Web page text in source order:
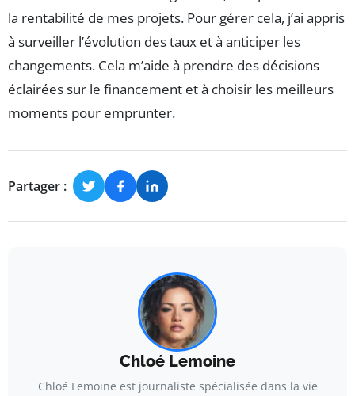
la rentabilité de mes projets. Pour gérer cela, j’ai appris
à surveiller l’évolution des taux et à anticiper les
changements. Cela m’aide à prendre des décisions
éclairées sur le financement et à choisir les meilleurs
moments pour emprunter.
Partager :
Chloé Lemoine
Chloé Lemoine est journaliste spécialisée dans la vie